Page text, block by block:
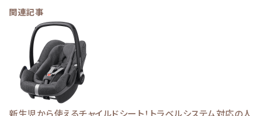
関連記事